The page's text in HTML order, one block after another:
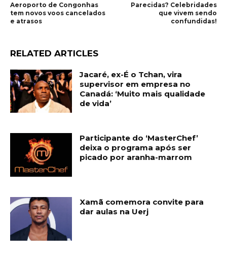
Aeroporto de Congonhas
tem novos voos cancelados
e atrasos
Parecidas? Celebridades
que vivem sendo
confundidas!
RELATED ARTICLES
Jacaré, ex-É o Tchan, vira
supervisor em empresa no
Canadá: ‘Muito mais qualidade
de vida’
Participante do ‘MasterChef’
deixa o programa após ser
picado por aranha-marrom
Xamã comemora convite para
dar aulas na Uerj